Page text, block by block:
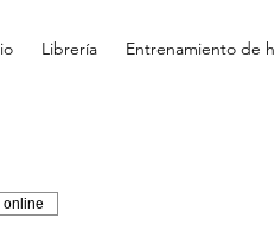
Librería Entrenamiento de
online